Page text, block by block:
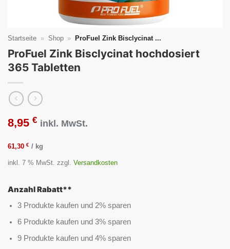
Startseite » Shop » ProFuel Zink Bisclycinat ...
ProFuel Zink Bisclycinat hochdosiert
365 Tabletten
8,95 € inkl. MwSt.
61,30 € / kg
inkl. 7 % MwSt. zzgl. Versandkosten
Anzahl Rabatt**
3 Produkte kaufen und 2% sparen
6 Produkte kaufen und 3% sparen
9 Produkte kaufen und 4% sparen